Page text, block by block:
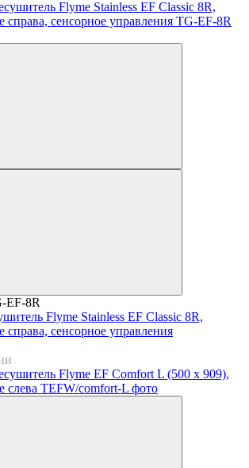
EF-8R
Flyme Stainless EF Classic 8R,
справа, сенсорное управления